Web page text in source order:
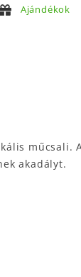
Ajándékok
akadályt.